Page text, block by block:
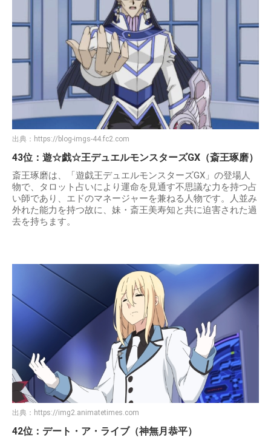
出典： https://blog-imgs-44.fc2.com
43位：遊☆戯☆王デュエルモンスターズGX（斎王琢磨）
斎王琢磨は、「遊戯王デュエルモンスターズGX」の登場人
物で、タロット占いにより運命を見通す不思議な力を持つ占
い師であり、エドのマネージャーを兼ねる人物です。人並み
外れた能力を持つ故に、妹・斎王美寿知と共に迫害された過
去を持ちます。
出典： https://img2.animatetimes.com
42位：デート・ア・ライブ（神無月恭平）